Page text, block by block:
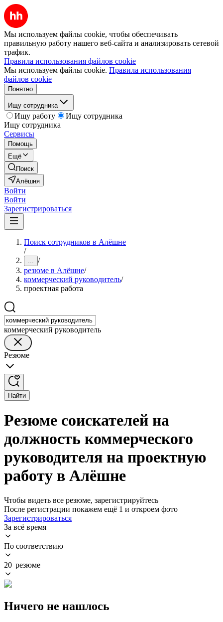
Мы используем файлы cookie, чтобы обеспечивать
правильную работу нашего веб-сайта и анализировать сетевой
трафик.
Правила использования файлов cookie
Мы используем файлы cookie. Правила использования
файлов cookie
Понятно
Ищу сотрудника
Ищу работу
Ищу сотрудника
Ищу сотрудника
Сервисы
Помощь
Ещё
Поиск
Алёшня
Войти
Войти
Зарегистрироваться
Поиск сотрудников в Алёшне
/
... /
резюме в Алёшне/
коммерческий руководитель/
проектная работа
коммерческий руководитель
Резюме
Найти
Резюме соискателей на
должность коммерческого
руководителя на проектную
работу в Алёшне
Чтобы видеть все резюме, зарегистрируйтесь
После регистрации покажем ещё 1 и откроем фото
Зарегистрироваться
За всё время
По соответствию
20 резюме
Ничего не нашлось